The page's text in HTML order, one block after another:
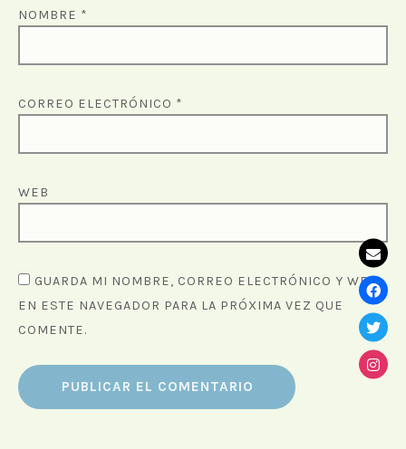
NOMBRE *
CORREO ELECTRÓNICO *
WEB
GUARDA MI NOMBRE, CORREO ELECTRÓNICO Y WEB
EN ESTE NAVEGADOR PARA LA PRÓXIMA VEZ QUE
COMENTE.